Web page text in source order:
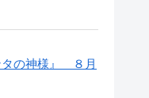
タの神様』 ８月